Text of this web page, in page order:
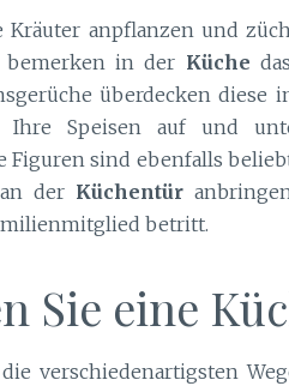
Kräuter anpflanzen und
bemerken in der Küche
überdecken
Ihre Speisen auf und
sind ebenfalls
der Küchentür
betritt.
Sie eine
verschiedenartigsten